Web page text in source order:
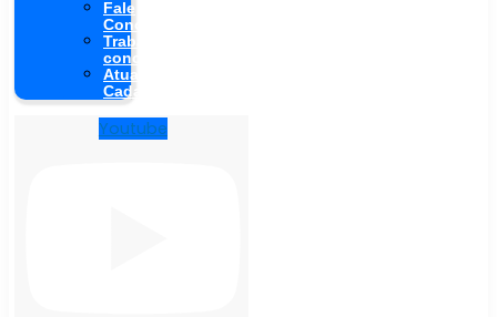
Fale
Conosco
Trabalhe
conosco
Atualização
Cadastral
Youtube